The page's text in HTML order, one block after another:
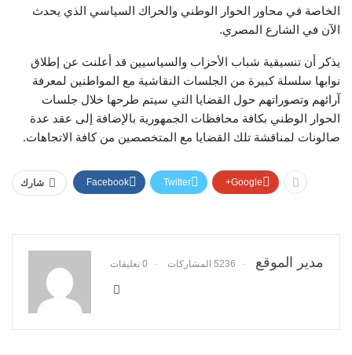
الخاصة في محاور الحوار الوطني والحراك السياسي الذي يحدث
الآن في الشارع المصري.
يذكر أن تنسيقية شباب الأحزاب والسياسيين قد أعلنت عن إطلاق
نوابها سلسلة كبيرة من الجلسات النقاشية مع المواطنين لمعرفة
آرائهم وتصوراتهم حول القضايا التي سيتم طرحها خلال جلسات
الحوار الوطني بكافة محافظات الجمهورية بالإضافة إلى عقد عدة
صالونات لمناقشة تلك القضايا مع المتخصصين من كافة الاتجاهات.
شارك Facebook Twitter Google+
مدير الموقع 5236 المشاركات 0 تعليقات